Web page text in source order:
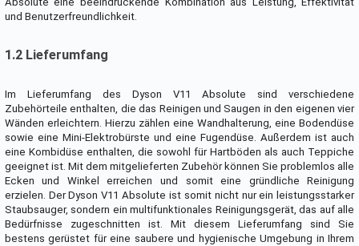
und Benutzerfreundlichkeit.
1.2 Lieferumfang
Im Lieferumfang des Dyson V11 Absolute sind verschiedene
Zubehörteile enthalten, die das Reinigen und Saugen in den eigenen vier
Wänden erleichtern. Hierzu zählen eine Wandhalterung, eine Bodendüse
sowie eine Mini-Elektrobürste und eine Fugendüse. Außerdem ist auch
eine Kombidüse enthalten, die sowohl für Hartböden als auch Teppiche
geeignet ist. Mit dem mitgelieferten Zubehör können Sie problemlos alle
Ecken und Winkel erreichen und somit eine gründliche Reinigung
erzielen. Der Dyson V11 Absolute ist somit nicht nur ein leistungsstarker
Staubsauger, sondern ein multifunktionales Reinigungsgerät, das auf alle
Bedürfnisse zugeschnitten ist. Mit diesem Lieferumfang sind Sie
bestens gerüstet für eine saubere und hygienische Umgebung in Ihrem